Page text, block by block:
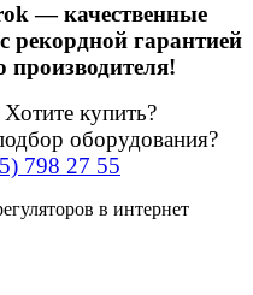
— качественные
рекордной гарантией
производителя!
купить?
оборудования?
798 27 55